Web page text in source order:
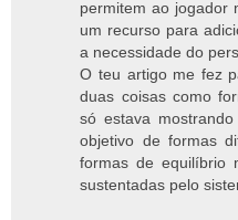
permitem ao jogador
um recurso para
a necessidade do
O teu artigo me fez
duas coisas como
só estava
objetivo de formas
formas de equilíbrio
sustentadas pelo